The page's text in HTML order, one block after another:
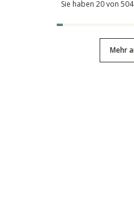
Sie haben 20 von
Mehr